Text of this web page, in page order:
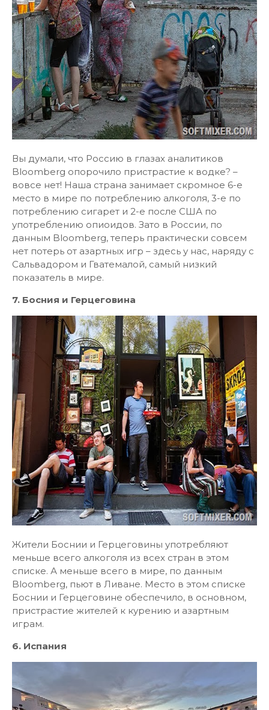
Вы думали, что Россию в глазах аналитиков
Bloomberg опорочило пристрастие к водке? –
вовсе нет! Наша страна занимает скромное 6-е
место в мире по потреблению алкоголя, 3-е по
потреблению сигарет и 2-е после США по
употреблению опиоидов. Зато в России, по
данным Bloomberg, теперь практически совсем
нет потерь от азартных игр – здесь у нас, наряду с
Сальвадором и Гватемалой, самый низкий
показатель в мире.
7. Босния и Герцеговина
Жители Боснии и Герцеговины употребляют
меньше всего алкоголя из всех стран в этом
списке. А меньше всего в мире, по данным
Bloomberg, пьют в Ливане. Место в этом списке
Боснии и Герцеговине обеспечило, в основном,
пристрастие жителей к курению и азартным
играм.
6. Испания